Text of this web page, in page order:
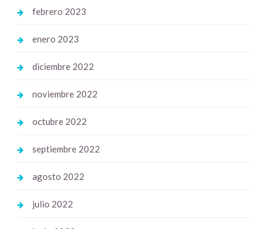
febrero 2023
enero 2023
diciembre 2022
noviembre 2022
octubre 2022
septiembre 2022
agosto 2022
julio 2022